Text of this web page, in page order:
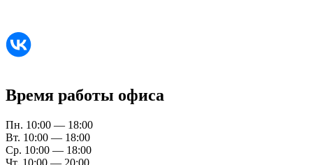
Время работы офиса
Пн. 10:00 — 18:00
Вт. 10:00 — 18:00
Ср. 10:00 — 18:00